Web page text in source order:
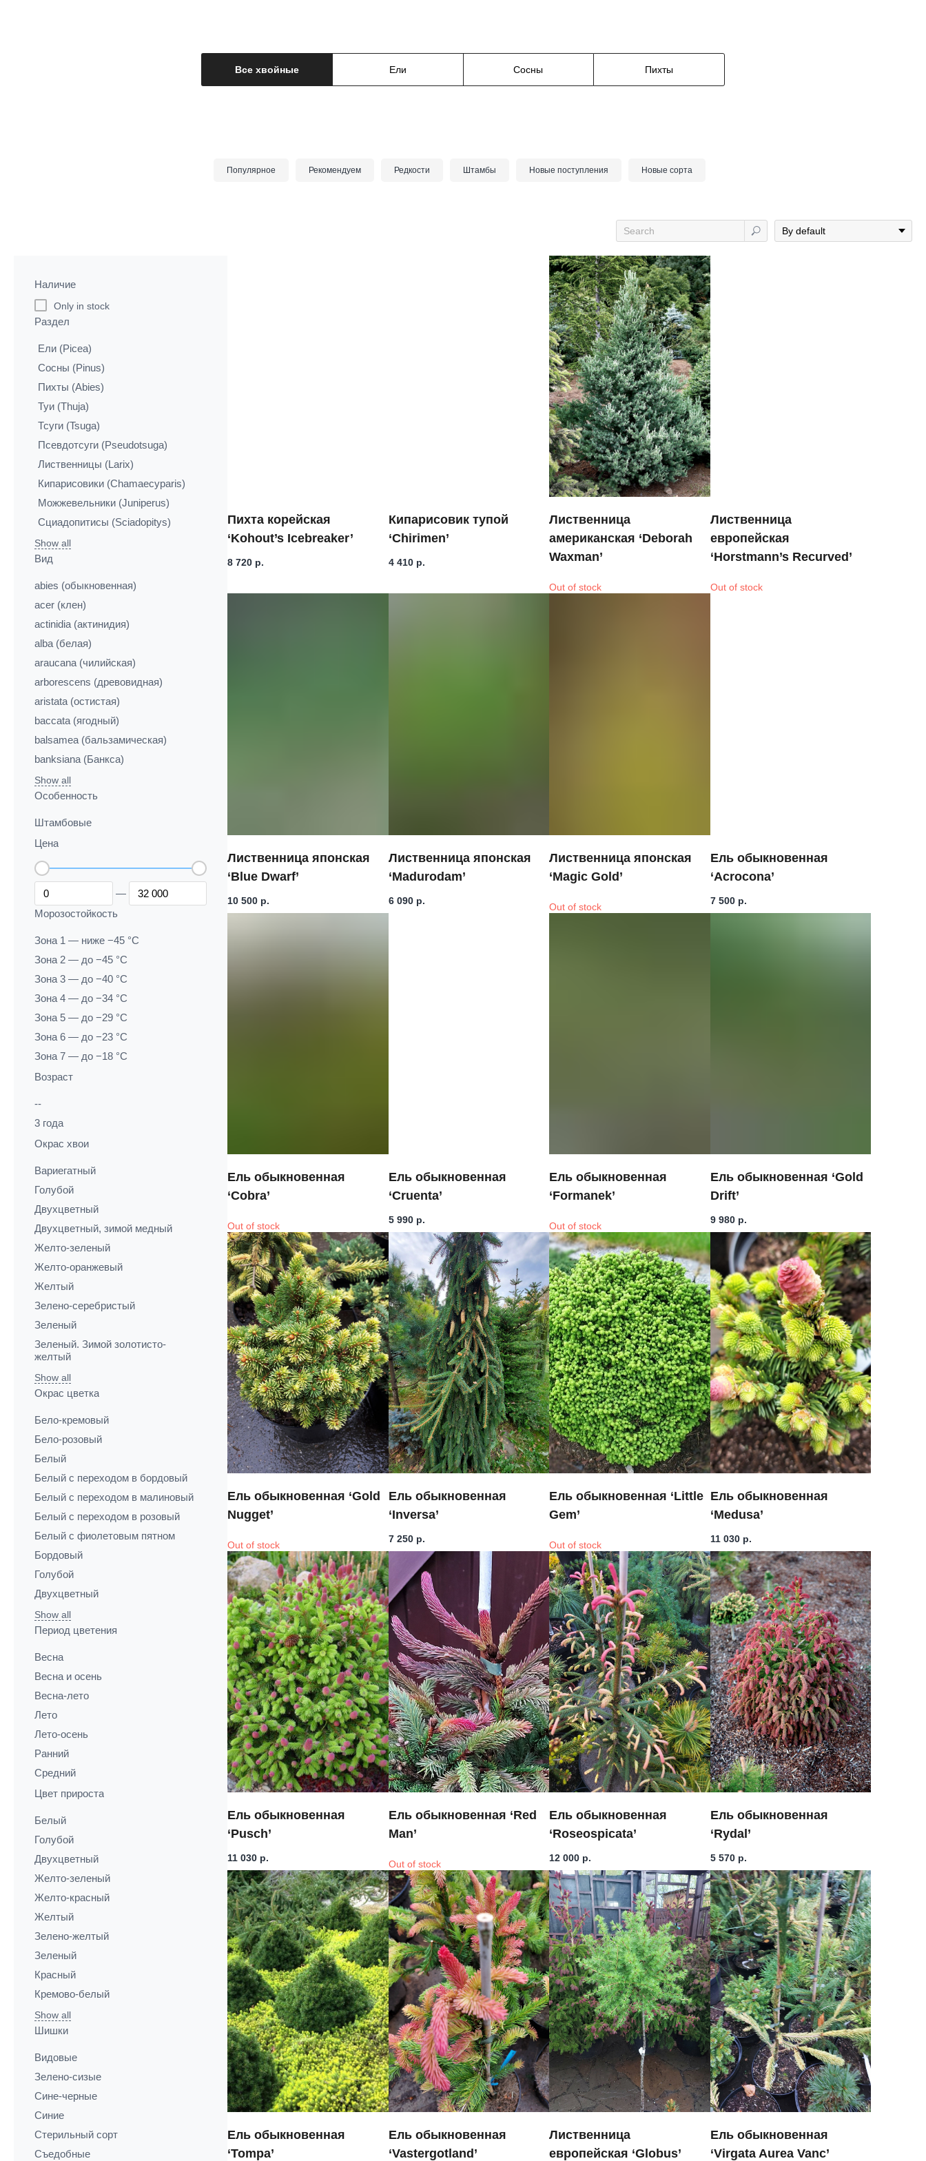
Все хвойные Ели Сосны Пихты
Популярное Рекомендуем Редкости Штамбы Новые поступления Новые сорта
Наличие
Only in stock
Раздел
Ели (Picea)
Сосны (Pinus)
Пихты (Abies)
Туи (Thuja)
Тсуги (Tsuga)
Псевдотсуги (Pseudotsuga)
Лиственницы (Larix)
Кипарисовики (Chamaecyparis)
Можжевельники (Juniperus)
Сциадопитисы (Sciadopitys)
Show all
Вид
abies (обыкновенная)
acer (клен)
actinidia (актинидия)
alba (белая)
araucana (чилийская)
arborescens (древовидная)
aristata (остистая)
baccata (ягодный)
balsamea (бальзамическая)
banksiana (Банкса)
Show all
Особенность
Штамбовые
Цена
—
Морозостойкость
Зона 1 — ниже −45 °C
Зона 2 — до −45 °C
Зона 3 — до −40 °C
Зона 4 — до −34 °C
Зона 5 — до −29 °C
Зона 6 — до −23 °C
Зона 7 — до −18 °C
Возраст
--
3 года
Окрас хвои
Вариегатный
Голубой
Двухцветный
Двухцветный, зимой медный
Желто-зеленый
Желто-оранжевый
Желтый
Зелено-серебристый
Зеленый
Зеленый. Зимой золотисто-
желтый
Show all
Окрас цветка
Бело-кремовый
Бело-розовый
Белый
Белый с переходом в бордовый
Белый с переходом в малиновый
Белый с переходом в розовый
Белый с фиолетовым пятном
Бордовый
Голубой
Двухцветный
Show all
Период цветения
Весна
Весна и осень
Весна-лето
Лето
Лето-осень
Ранний
Средний
Цвет прироста
Белый
Голубой
Двухцветный
Желто-зеленый
Желто-красный
Желтый
Зелено-желтый
Зеленый
Красный
Кремово-белый
Show all
Шишки
Видовые
Зелено-сизые
Сине-черные
Синие
Стерильный сорт
Съедобные
Пихта корейская
‘Kohout’s Icebreaker’
8 720 р.
Кипарисовик тупой
‘Chirimen’
4 410 р.
Лиственница
американская ‘Deborah
Waxman’
Out of stock
Лиственница
европейская
‘Horstmann’s Recurved’
Out of stock
Лиственница японская
‘Blue Dwarf’
10 500 р.
Лиственница японская
‘Madurodam’
6 090 р.
Лиственница японская
‘Magic Gold’
Out of stock
Ель обыкновенная
‘Acrocona’
7 500 р.
Ель обыкновенная
‘Cobra’
Out of stock
Ель обыкновенная
‘Cruenta’
5 990 р.
Ель обыкновенная
‘Formanek’
Out of stock
Ель обыкновенная ‘Gold
Drift’
9 980 р.
Ель обыкновенная ‘Gold
Nugget’
Out of stock
Ель обыкновенная
‘Inversa’
7 250 р.
Ель обыкновенная ‘Little
Gem’
Out of stock
Ель обыкновенная
‘Medusa’
11 030 р.
Ель обыкновенная
‘Pusch’
11 030 р.
Ель обыкновенная ‘Red
Man’
Out of stock
Ель обыкновенная
‘Roseospicata’
12 000 р.
Ель обыкновенная
‘Rydal’
5 570 р.
Ель обыкновенная
‘Tompa’
Ель обыкновенная
‘Vastergotland’
Лиственница
европейская ‘Globus’
Ель обыкновенная
‘Virgata Aurea Vanc’